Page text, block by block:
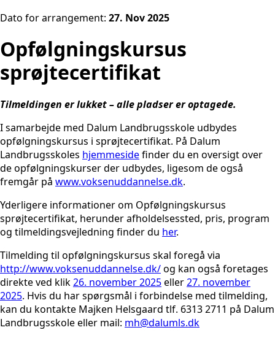
Dato for arrangement: 27. Nov 2025
Opfølgningskursus
sprøjtecertifikat
Tilmeldingen er lukket – alle pladser er optagede.
I samarbejde med Dalum Landbrugsskole udbydes
opfølgningskursus i sprøjtecertifikat. På Dalum
Landbrugsskoles hjemmesidefinder du en oversigt over
de opfølgningskurser der udbydes, ligesom de også
fremgår på www.voksenuddannelse.dk.
Yderligere informationer om Opfølgningskursus
sprøjtecertifikat, herunder afholdelsessted, pris, program
og tilmeldingsvejledning finder du her.
Tilmelding til opfølgningskursus skal foregå via
http://www.voksenuddannelse.dk/og kan også foretages
direkte ved klik26. november 2025eller27. november
2025. Hvis du har spørgsmål i forbindelse med tilmelding,
kan du kontakte Majken Helsgaard tlf. 6313 2711 på Dalum
Landbrugsskole eller mail: mh@dalumls.dk